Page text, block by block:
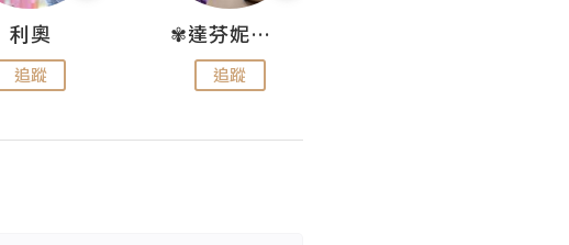
利奧
追蹤
✾達芬妮•愛孩子•愛生活✾
追蹤